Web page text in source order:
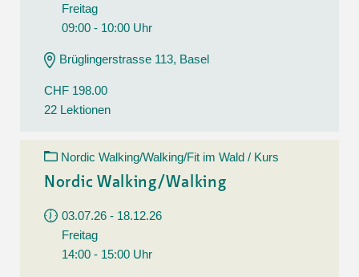
Freitag
09:00 - 10:00 Uhr
Brüglingerstrasse 113, Basel
CHF 198.00
22 Lektionen
Nordic Walking/Walking/Fit im Wald / Kurs
Nordic Walking/Walking
03.07.26 - 18.12.26
Freitag
14:00 - 15:00 Uhr